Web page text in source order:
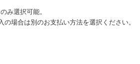
み選択可能。
の場合は別のお支払い方法を選択ください。